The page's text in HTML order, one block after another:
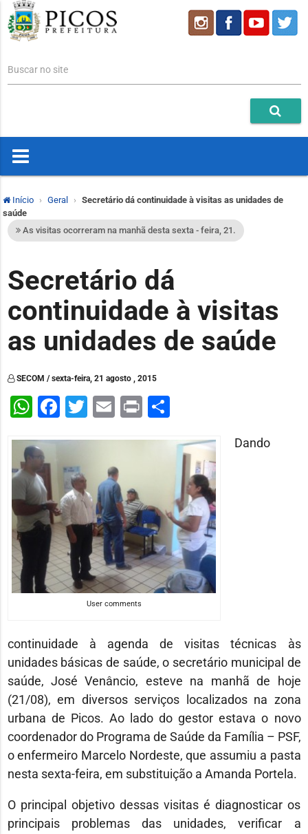
Buscar no site
Início Geral
Secretário dá continuidade à visitas as unidades de
saúde
As visitas ocorreram na manhã desta sexta - feira, 21.
Secretário dá
continuidade à visitas
as unidades de saúde
SECOM / sexta-feira, 21 agosto , 2015
WhatsApp
Facebook
Twitter
Email
PrintShare
User comments
Dando
continuidade à agenda de visitas técnicas às
unidades básicas de saúde, o secretário municipal de
saúde, José Venâncio, esteve na manhã de hoje
(21/08), em diversos serviços localizados na zona
urbana de Picos. Ao lado do gestor estava o novo
coordenador do Programa de Saúde da Família – PSF,
o enfermeiro Marcelo Nordeste, que assumiu a pasta
nesta sexta-feira, em substituição a Amanda Portela.
O principal objetivo dessas visitas é diagnosticar os
principais problemas das unidades, verificar a